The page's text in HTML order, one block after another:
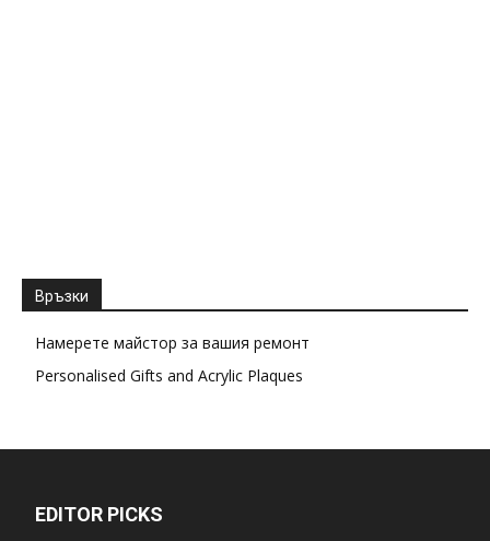
Връзки
Намерете майстор за вашия ремонт
Personalised Gifts and Acrylic Plaques
EDITOR PICKS